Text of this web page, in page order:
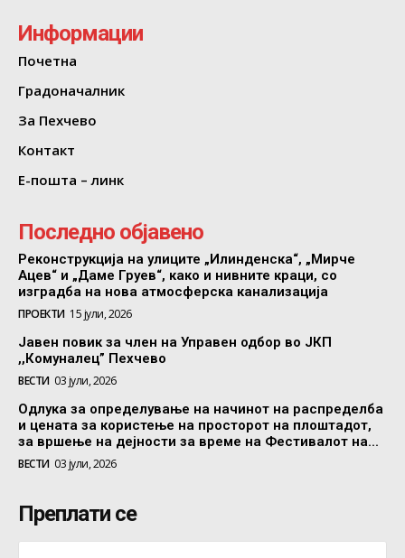
Информации
Почетна
Градоначалник
За Пехчево
Контакт
Е-пошта – линк
Последно објавено
Реконструкција на улиците „Илинденска“, „Мирче
Ацев“ и „Даме Груев“, како и нивните краци, со
изградба на нова атмосферска канализација
ПРОЕКТИ 15 јули, 2026
Јавен повик за член на Управен одбор во ЈКП
,,Комуналец” Пехчево
ВЕСТИ 03 јули, 2026
Одлука за определување на начинот на распределба
и цената за користење на просторот на плоштадот,
за вршење на дејности за време на Фестивалот на...
ВЕСТИ 03 јули, 2026
Преплати се